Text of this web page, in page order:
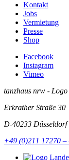
Kontakt
Jobs
Vermietung
Presse
Shop
Facebook
Instagram
Vimeo
tanzhaus nrw - Logo
Erkrather Straße 30
D-40233 Düsseldorf
+49 (0)211 17270 –